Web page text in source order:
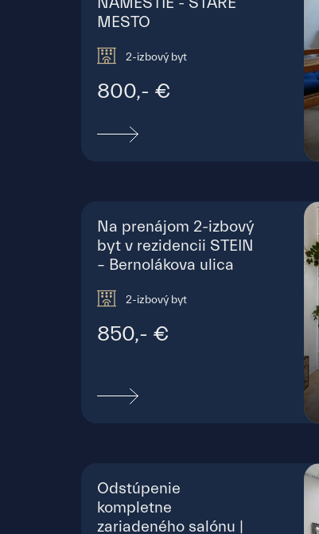
MESTO
2-izbový byt
800,- €
Na prenájom 2-izbový
byt v rezidencii STEIN
– Bernolákova ulica
2-izbový byt
850,- €
Odstúpenie
kompletne
zariadeného salónu |